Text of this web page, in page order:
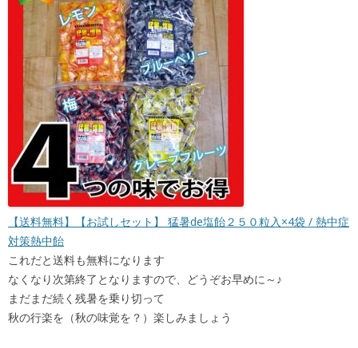
【送料無料】【お試しセット】 猛暑de塩飴２５０粒入×4袋 / 熱中症
対策熱中飴
これだと送料も無料になります
なくなり次第終了となりますので、どうぞお早めに～♪
まだまだ続く残暑を乗り切って
秋の行楽を（秋の味覚を？）楽しみましょう